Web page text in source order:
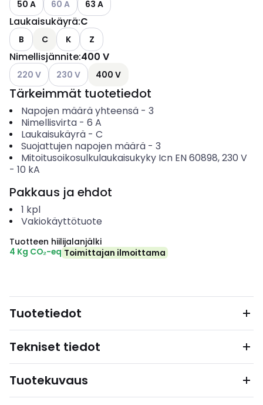
50 A
60 A 63 A
Laukaisukäyrä:C
B C K Z
Nimellisjännite:400 V
Katso käytettävissä olevat vaihtoehdot
220 V Katso käytettävissä olevat vaihtoehdot
230 V 400 V
Tärkeimmät tuotetiedot
Napojen määrä yhteensä- 3
Nimellisvirta- 6 A
Laukaisukäyrä- C
Suojattujen napojen määrä- 3
Mitoitusoikosulkulaukaisukyky Icn EN 60898, 230 V
- 10 kA
Pakkaus ja ehdot
1 kpl
Vakiokäyttötuote
Tuotteen hiilijalanjälki
4 Kg CO₂-eq Toimittajan ilmoittama
Tuotetiedot
Tekniset tiedot
Tuotekuvaus